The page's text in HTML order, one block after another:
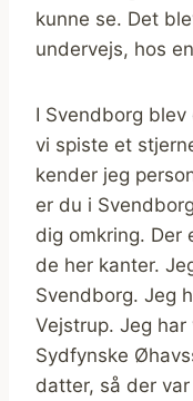
kunne se. Det
undervejs, hos
I Svendborg
vi spiste et
kender jeg
er du i
dig omkring. Der
de her kanter.
Svendborg. Jeg
Vejstrup. Jeg
Sydfynske
datter, så der